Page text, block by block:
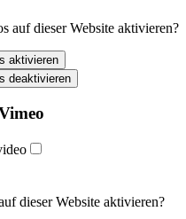
auf dieser Website aktivieren?
dieser Website aktivieren?